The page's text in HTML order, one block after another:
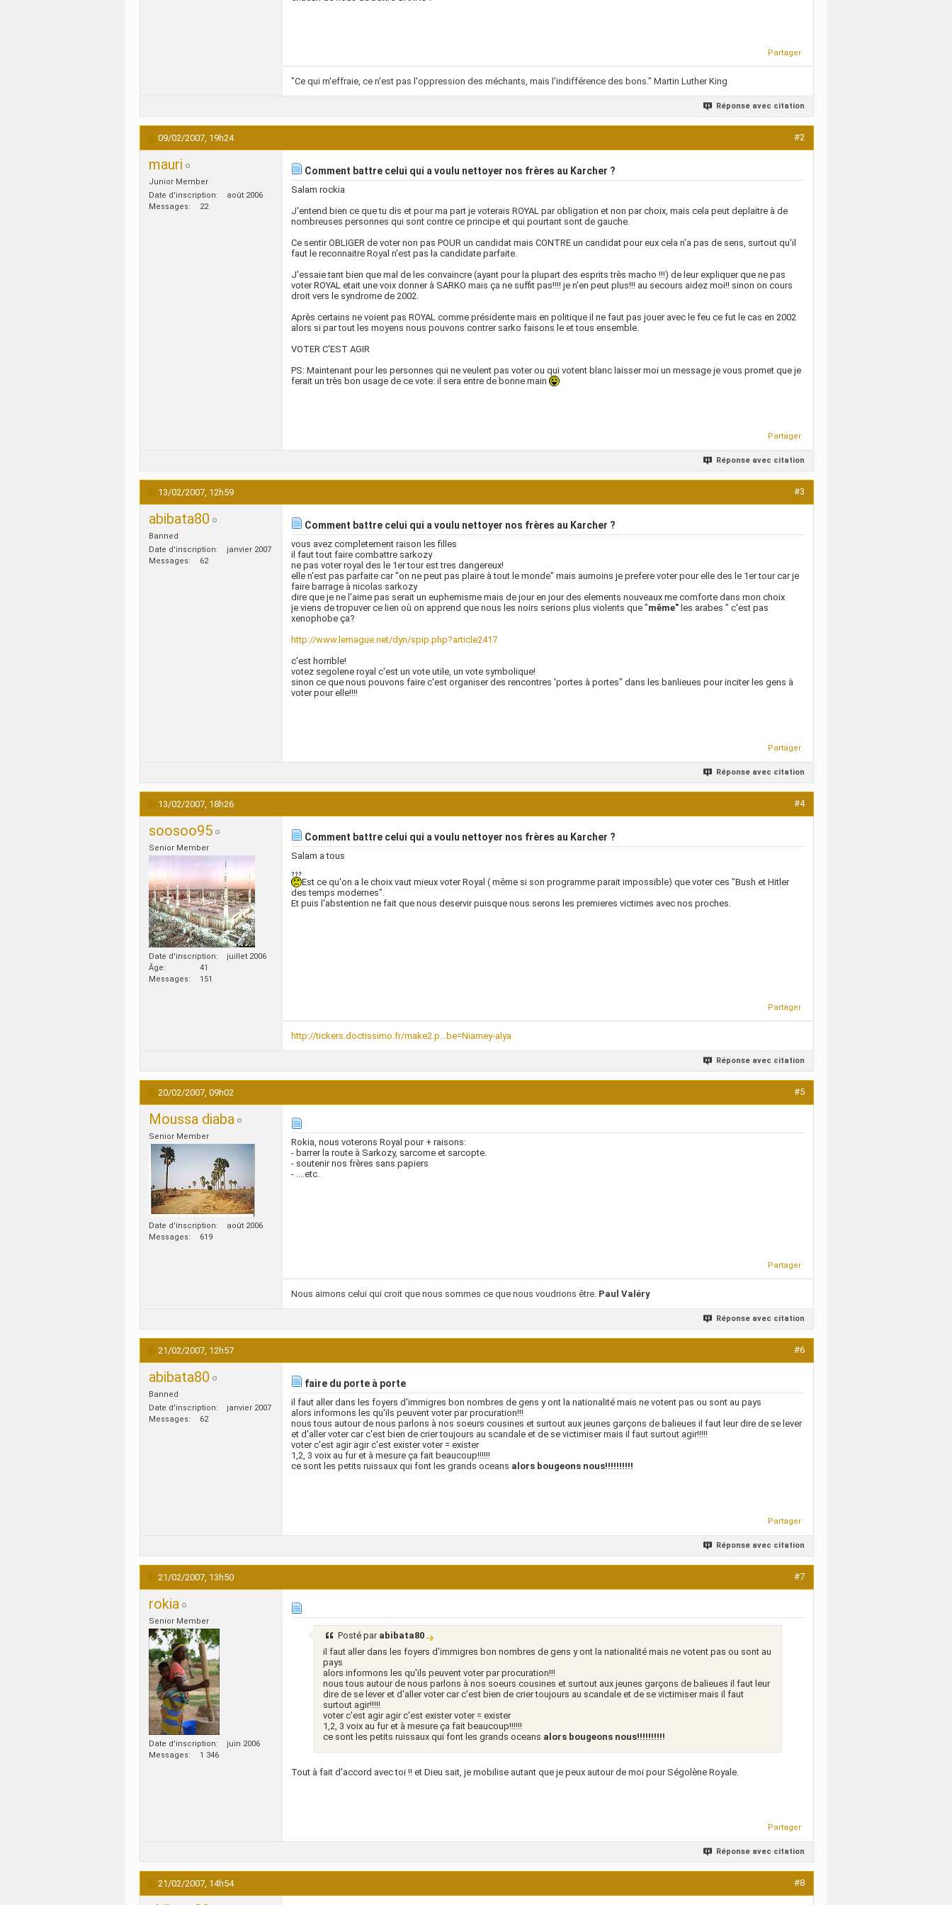
Partager
"Ce qui m'effraie, ce n'est pas l'oppression des méchants, mais l'indifférence des bons." Martin Luther King
Réponse avec citation
09/02/2007, 19h24 #2
mauri
Junior Member
Date d'inscription
août 2006
Messages
22
Comment battre celui qui a voulu nettoyer nos frères au Karcher ?
Salam rockia
J'entend bien ce que tu dis et pour ma part je voterais ROYAL par obligation et non par choix, mais cela peut deplaitre à de
nombreuses personnes qui sont contre ce principe et qui pourtant sont de gauche.
Ce sentir OBLIGER de voter non pas POUR un candidat mais CONTRE un candidat pour eux cela n'a pas de sens, surtout qu'il
faut le reconnaitre Royal n'est pas la candidate parfaite.
J'essaie tant bien que mal de les convaincre (ayant pour la plupart des esprits très macho !!!) de leur expliquer que ne pas
voter ROYAL etait une voix donner à SARKO mais ça ne suffit pas!!!! je n'en peut plus!!! au secours aidez moi!! sinon on cours
droit vers le syndrome de 2002.
Après certains ne voient pas ROYAL comme présidente mais en politique il ne faut pas jouer avec le feu ce fut le cas en 2002
alors si par tout les moyens nous pouvons contrer sarko faisons le et tous ensemble.
VOTER C'EST AGIR
PS: Maintenant pour les personnes qui ne veulent pas voter ou qui votent blanc laisser moi un message je vous promet que je
ferait un très bon usage de ce vote: il sera entre de bonne main
Partager
Réponse avec citation
13/02/2007, 12h59 #3
abibata80
Banned
Date d'inscription
janvier 2007
Messages
62
Comment battre celui qui a voulu nettoyer nos frères au Karcher ?
vous avez completement raison les filles
il faut tout faire combattre sarkozy
ne pas voter royal des le 1er tour est tres dangereux!
elle n'est pas parfaite car "on ne peut pas plaire à tout le monde" mais aumoins je prefere voter pour elle des le 1er tour car je
faire barrage à nicolas sarkozy
dire que je ne l'aime pas serait un euphemisme mais de jour en jour des elements nouveaux me comforte dans mon choix
je viens de tropuver ce lien où on apprend que nous les noirs serions plus violents que "même" les arabes " c'est pas
xenophobe ça?
http://www.lemague.net/dyn/spip.php?article2417
c'est horrible!
votez segolene royal c'est un vote utile, un vote symbolique!
sinon ce que nous pouvons faire c'est organiser des rencontres 'portes à portes" dans les banlieues pour inciter les gens à
voter pour elle!!!!
Partager
Réponse avec citation
13/02/2007, 18h26 #4
soosoo95
Senior Member
Date d'inscription
juillet 2006
Âge
41
Messages
151
Comment battre celui qui a voulu nettoyer nos frères au Karcher ?
Salam a tous
Est ce qu'on a le choix vaut mieux voter Royal ( même si son programme parait impossible) que voter ces "Bush et Hitler
des temps modernes".
Et puis l'abstention ne fait que nous deservir puisque nous serons les premieres victimes avec nos proches.
Partager
http://tickers.doctissimo.fr/make2.p...be=Niamey-alya
Réponse avec citation
20/02/2007, 09h02 #5
Moussa diaba
Senior Member
Date d'inscription
août 2006
Messages
619
Rokia, nous voterons Royal pour + raisons:
- barrer la route à Sarkozy, sarcome et sarcopte.
- soutenir nos frères sans papiers
- ....etc.
Partager
Nous aimons celui qui croit que nous sommes ce que nous voudrions être. Paul Valéry
Réponse avec citation
21/02/2007, 12h57 #6
abibata80
Banned
Date d'inscription
janvier 2007
Messages
62
faire du porte à porte
il faut aller dans les foyers d'immigres bon nombres de gens y ont la nationalité mais ne votent pas ou sont au pays
alors informons les qu'ils peuvent voter par procuration!!!
nous tous autour de nous parlons à nos soeurs cousines et surtout aux jeunes garçons de balieues il faut leur dire de se lever
et d'aller voter car c'est bien de crier toujours au scandale et de se victimiser mais il faut surtout agir!!!!!
voter c'est agir agir c'est exister voter = exister
1,2, 3 voix au fur et à mesure ça fait beaucoup!!!!!!
ce sont les petits ruissaux qui font les grands oceans alors bougeons nous!!!!!!!!!!
Partager
Réponse avec citation
21/02/2007, 13h50 #7
rokia
Senior Member
Date d'inscription
juin 2006
Messages
1 346
Posté par abibata80
il faut aller dans les foyers d'immigres bon nombres de gens y ont la nationalité mais ne votent pas ou sont au
pays
alors informons les qu'ils peuvent voter par procuration!!!
nous tous autour de nous parlons à nos soeurs cousines et surtout aux jeunes garçons de balieues il faut leur
dire de se lever et d'aller voter car c'est bien de crier toujours au scandale et de se victimiser mais il faut
surtout agir!!!!!
voter c'est agir agir c'est exister voter = exister
1,2, 3 voix au fur et à mesure ça fait beaucoup!!!!!!
ce sont les petits ruissaux qui font les grands oceans alors bougeons nous!!!!!!!!!!
Tout à fait d'accord avec toi !! et Dieu sait, je mobilise autant que je peux autour de moi pour Ségolène Royale.
Partager
Réponse avec citation
21/02/2007, 14h54 #8